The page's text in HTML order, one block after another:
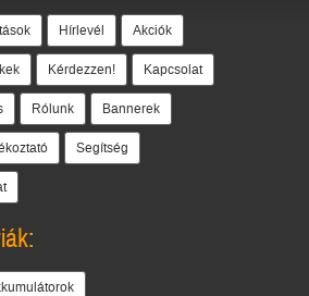
Hírlevél Akciók
Kérdezzen! Kapcsolat
Rólunk Bannerek
Segítség